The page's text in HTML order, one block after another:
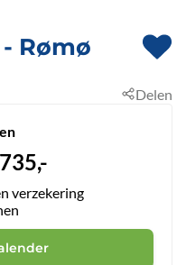
- Kromose
- Rømø
Delen
735,-
verzekering